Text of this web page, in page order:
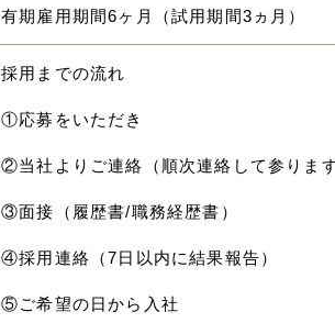
有期雇用期間6ヶ月（試用期間3ヵ月）
採用までの流れ
①応募をいただき
②当社よりご連絡（順次連絡して参ります
③面接（履歴書/職務経歴書）
④採用連絡（7日以内に結果報告）
⑤ご希望の日から入社